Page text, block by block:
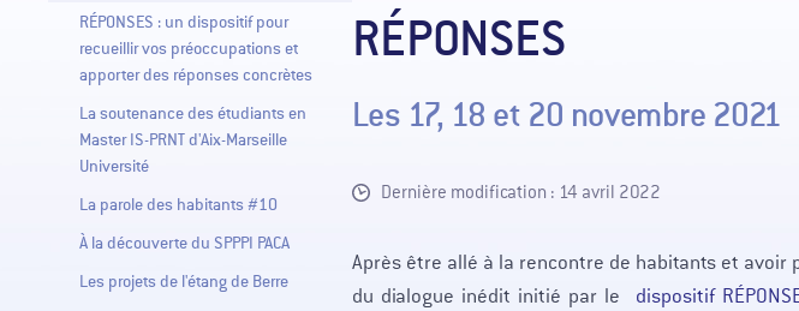
RÉPONSES : un dispositif pour
recueillir vos préoccupations et
apporter des réponses concrètes
La soutenance des étudiants en
Master IS-PRNT d'Aix-Marseille
Université
La parole des habitants #10
À la découverte du SPPPI PACA
Les projets de l'étang de Berre
RÉPONSES
Les 17, 18 et 20 novembre 2021
Dernière modification : 14 avril 2022
Après être allé à la rencontre de habitants et avoir
du dialogue inédit initié par le dispositif